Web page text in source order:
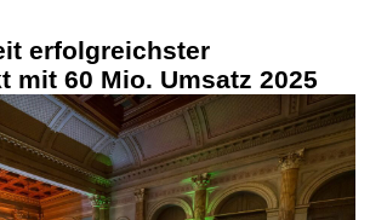
erfolgreichster
mit 60 Mio. Umsatz 2025